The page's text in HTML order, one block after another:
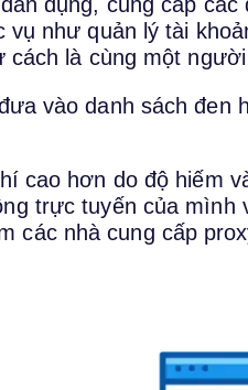
như quản lý tài
là cùng một người
vào danh sách đen
cao hơn do độ hiếm
trực tuyến của mình
các nhà cung cấp